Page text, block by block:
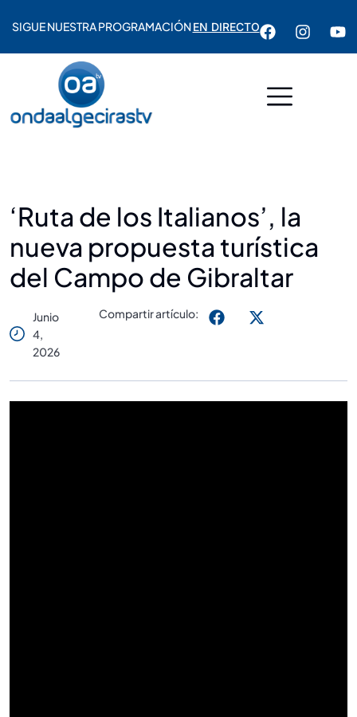
SIGUE NUESTRA PROGRAMACIÓNEN DIRECTO
‘Ruta de los Italianos’, la
nueva propuesta turística
del Campo de Gibraltar
Junio
4,
2026
Compartir artículo: